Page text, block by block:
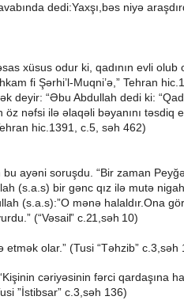
dedi:Yaxşı,bəs niyə
xüsus odur ki, qadının evli olub
fi Şərhi’l-Muqni’ə,” Tehran
deyir: “Əbu Abdullah dedi ki:
öz nəfsi ilə əlaqəli bəyanını
hic.1391, c.5, səh 462)
ayəni soruşdu. “Bir zaman
(s.a.s) bir gənc qız ilə mutə
(s.a.s):”O mənə halaldır.Ona
(“Vəsail” c.21,səh 10)
etmək olar.” (Tusi “Təhzib” c.3,səh
cəriyəsinin fərci qardaşına
”İstibsar” c.3,səh 136)